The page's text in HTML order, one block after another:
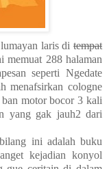
laris di tempat
memuat 288 halaman
seperti Ngedate
menafsirkan cologne
ban motor bocor 3 kali
yang gak jauh2 dari
ini adalah buku
kejadian konyol